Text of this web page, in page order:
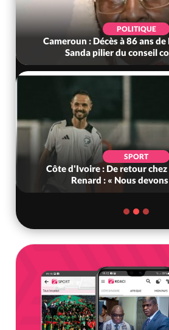
POLITIQUE
Cameroun : Décès à 86 ans
Sanda pilier du conseil
SPORT
Côte d'Ivoire : De retour chez
Renard : « Nous